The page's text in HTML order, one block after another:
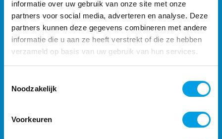
informatie over uw gebruik van onze site met onze
partners voor social media, adverteren en analyse. Deze
partners kunnen deze gegevens combineren met andere
informatie die u aan ze heeft verstrekt of die ze hebben
verzameld op basis van uw gebruik van hun services.
Noodzakelijk
Voorkeuren
CONTACT
033 450 50 75
info@atrea.nl
3824 MN Amersfoort